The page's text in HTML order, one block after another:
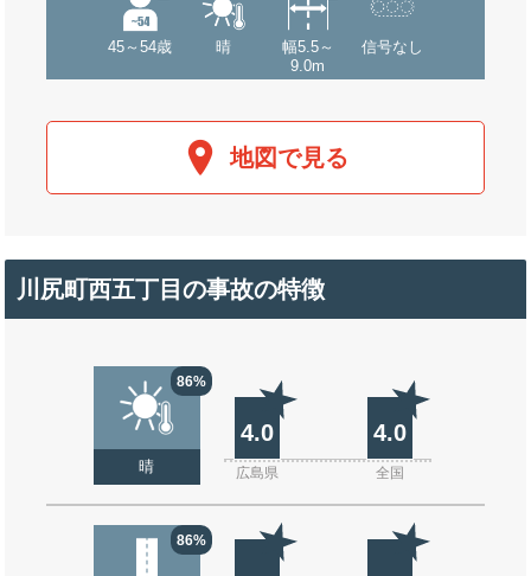
45～54歳 晴
幅5.5～
9.0m
信号なし
地図で見る
川尻町西五丁目の事故の特徴
86%
晴
4.0 4.0
広島県 全国
86%